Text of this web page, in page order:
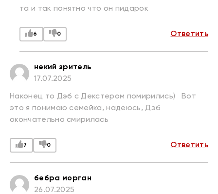
та и так понятно что он пидарок
6 0 Ответить
некий зритель
17.07.2025
Наконец то Дэб с Декстером помирились) Вот
это я понимаю семейка, надеюсь, Дэб
окончательно смирилась
7 0 Ответить
бебра морган
26.07.2025